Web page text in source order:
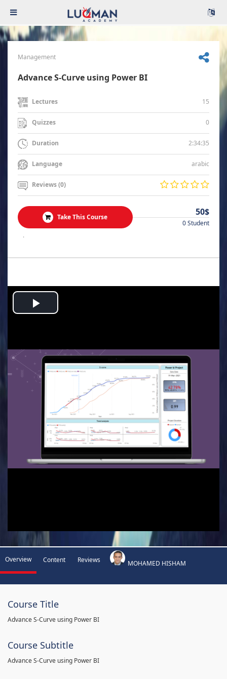
Management
Advance S-Curve using Power BI
Lectures 15
Quizzes 0
Duration 2:34:35
Language arabic
Reviews (0)
Take This Course 50$
0 Student
.
Play
Overview Content Reviews MOHAMED HISHAM
Course Title
Advance S-Curve using Power BI
Course Subtitle
Advance S-Curve using Power BI